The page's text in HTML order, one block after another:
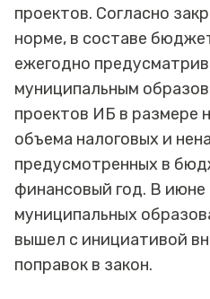
проектов. Согласно
норме, в составе
ежегодно
муниципальным
проектов ИБ в размере
объема налоговых и
предусмотренных в
финансовый год. В июне
муниципальных
вышел с инициативой
поправок в закон.